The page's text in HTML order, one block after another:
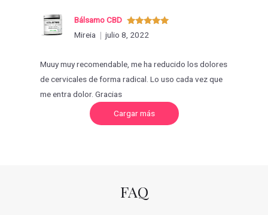
Valorado
con5de 5
Bálsamo CBD
Mireia
julio 8, 2022
Muuy muy recomendable, me ha reducido los dolores
de cervicales de forma radical. Lo uso cada vez que
me entra dolor. Gracias
Cargar másC
r
FAQ